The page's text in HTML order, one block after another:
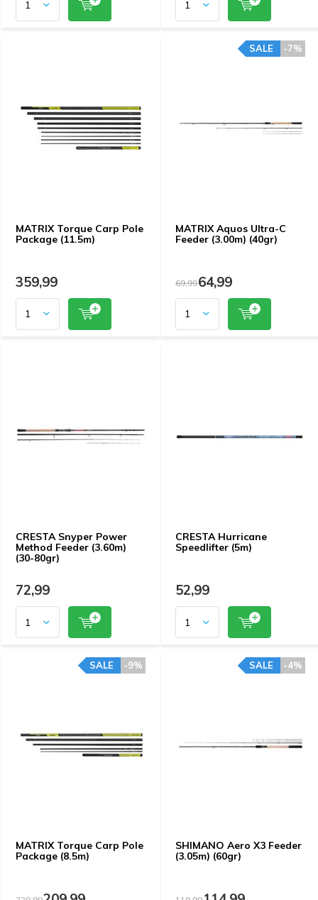
MATRIX Torque Carp Pole
Package (11.5m)
359,99
MATRIX Aquos Ultra-C
Feeder (3.00m) (40gr)
-7%
SALE
69,9964,99
CRESTA Snyper Power
Method Feeder (3.60m)
(30-80gr)
72,99
CRESTA Hurricane
Speedlifter (5m)
52,99
MATRIX Torque Carp Pole
Package (8.5m)
-9%
SALE
SHIMANO Aero X3 Feeder
(3.05m) (60gr)
-4%
SALE